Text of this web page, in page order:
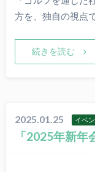
方を、独自の視点
続きを読む
2025.01.25 イベ
「2025年新